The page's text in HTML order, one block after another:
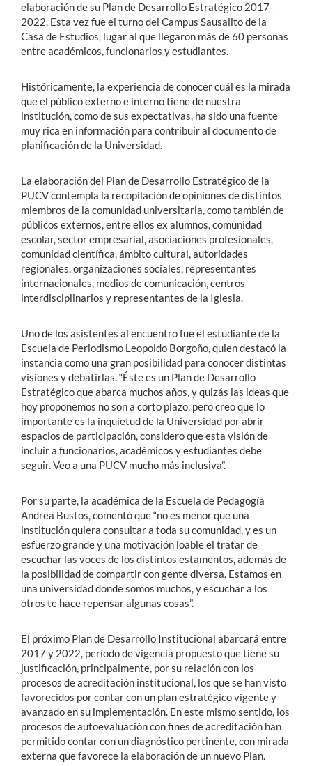
elaboración de su Plan de Desarrollo Estratégico 2017-
2022. Esta vez fue el turno del Campus Sausalito de la
Casa de Estudios, lugar al que llegaron más de 60 personas
entre académicos, funcionarios y estudiantes.
Históricamente, la experiencia de conocer cuál es la mirada
que el público externo e interno tiene de nuestra
institución, como de sus expectativas, ha sido una fuente
muy rica en información para contribuir al documento de
planificación de la Universidad.
La elaboración del Plan de Desarrollo Estratégico de la
PUCV contempla la recopilación de opiniones de distintos
miembros de la comunidad universitaria, como también de
públicos externos, entre ellos ex alumnos, comunidad
escolar, sector empresarial, asociaciones profesionales,
comunidad científica, ámbito cultural, autoridades
regionales, organizaciones sociales, representantes
internacionales, medios de comunicación, centros
interdisciplinarios y representantes de la Iglesia.
Uno de los asistentes al encuentro fue el estudiante de la
Escuela de Periodismo Leopoldo Borgoño, quien destacó la
instancia como una gran posibilidad para conocer distintas
visiones y debatirlas. “Éste es un Plan de Desarrollo
Estratégico que abarca muchos años, y quizás las ideas que
hoy proponemos no son a corto plazo, pero creo que lo
importante es la inquietud de la Universidad por abrir
espacios de participación, considero que esta visión de
incluir a funcionarios, académicos y estudiantes debe
seguir. Veo a una PUCV mucho más inclusiva”.
Por su parte, la académica de la Escuela de Pedagogía
Andrea Bustos, comentó que “no es menor que una
institución quiera consultar a toda su comunidad, y es un
esfuerzo grande y una motivación loable el tratar de
escuchar las voces de los distintos estamentos, además de
la posibilidad de compartir con gente diversa. Estamos en
una universidad donde somos muchos, y escuchar a los
otros te hace repensar algunas cosas”.
El próximo Plan de Desarrollo Institucional abarcará entre
2017 y 2022, período de vigencia propuesto que tiene su
justificación, principalmente, por su relación con los
procesos de acreditación institucional, los que se han visto
favorecidos por contar con un plan estratégico vigente y
avanzado en su implementación. En este mismo sentido, los
procesos de autoevaluación con fines de acreditación han
permitido contar con un diagnóstico pertinente, con mirada
externa que favorece la elaboración de un nuevo Plan.